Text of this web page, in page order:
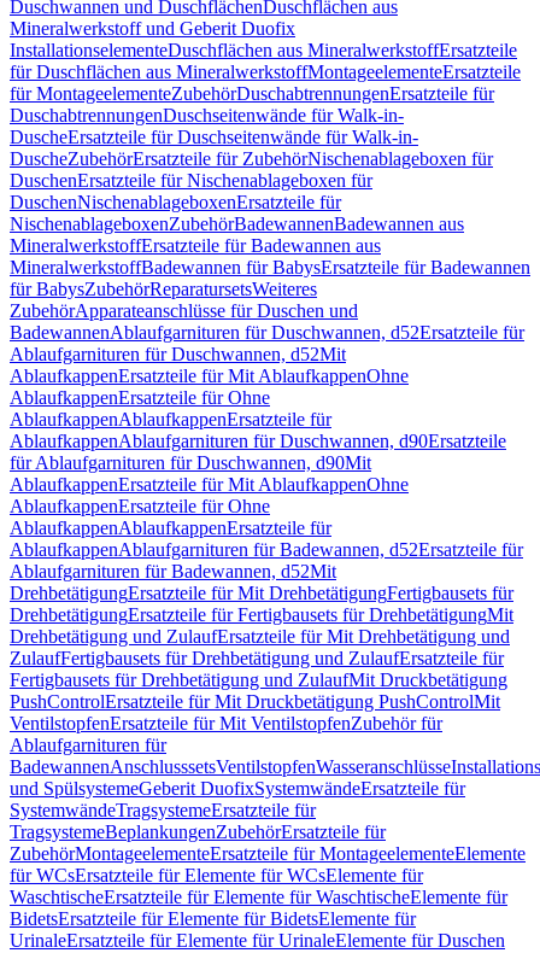
Duschwannen und DuschflächenDuschflächen aus
Mineralwerkstoff und Geberit Duofix
InstallationselementeDuschflächen aus MineralwerkstoffErsatzteile
für Duschflächen aus MineralwerkstoffMontageelementeErsatzteile
für MontageelementeZubehörDuschabtrennungenErsatzteile für
DuschabtrennungenDuschseitenwände für Walk-in-
DuscheErsatzteile für Duschseitenwände für Walk-in-
DuscheZubehörErsatzteile für ZubehörNischenablageboxen für
DuschenErsatzteile für Nischenablageboxen für
DuschenNischenablageboxenErsatzteile für
NischenablageboxenZubehörBadewannenBadewannen aus
MineralwerkstoffErsatzteile für Badewannen aus
MineralwerkstoffBadewannen für BabysErsatzteile für Badewannen
für BabysZubehörReparatursetsWeiteres
ZubehörApparateanschlüsse für Duschen und
BadewannenAblaufgarnituren für Duschwannen, d52Ersatzteile für
Ablaufgarnituren für Duschwannen, d52Mit
AblaufkappenErsatzteile für Mit AblaufkappenOhne
AblaufkappenErsatzteile für Ohne
AblaufkappenAblaufkappenErsatzteile für
AblaufkappenAblaufgarnituren für Duschwannen, d90Ersatzteile
für Ablaufgarnituren für Duschwannen, d90Mit
AblaufkappenErsatzteile für Mit AblaufkappenOhne
AblaufkappenErsatzteile für Ohne
AblaufkappenAblaufkappenErsatzteile für
AblaufkappenAblaufgarnituren für Badewannen, d52Ersatzteile für
Ablaufgarnituren für Badewannen, d52Mit
DrehbetätigungErsatzteile für Mit DrehbetätigungFertigbausets für
DrehbetätigungErsatzteile für Fertigbausets für DrehbetätigungMit
Drehbetätigung und ZulaufErsatzteile für Mit Drehbetätigung und
ZulaufFertigbausets für Drehbetätigung und ZulaufErsatzteile für
Fertigbausets für Drehbetätigung und ZulaufMit Druckbetätigung
PushControlErsatzteile für Mit Druckbetätigung PushControlMit
VentilstopfenErsatzteile für Mit VentilstopfenZubehör für
Ablaufgarnituren für
BadewannenAnschlusssetsVentilstopfenWasseranschlüsse
und SpülsystemeGeberit DuofixSystemwändeErsatzteile für
SystemwändeTragsystemeErsatzteile für
TragsystemeBeplankungenZubehörErsatzteile für
ZubehörMontageelementeErsatzteile für MontageelementeElemente
für WCsErsatzteile für Elemente für WCsElemente für
WaschtischeErsatzteile für Elemente für WaschtischeElemente für
BidetsErsatzteile für Elemente für BidetsElemente für
UrinaleErsatzteile für Elemente für UrinaleElemente für Duschen